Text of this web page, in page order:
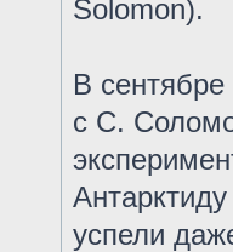
Solomon).
В сентябре
с С.
успели